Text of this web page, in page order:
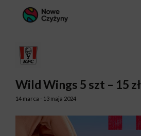
Wild Wings 5 szt – 15 zł
14 marca - 13 maja 2024